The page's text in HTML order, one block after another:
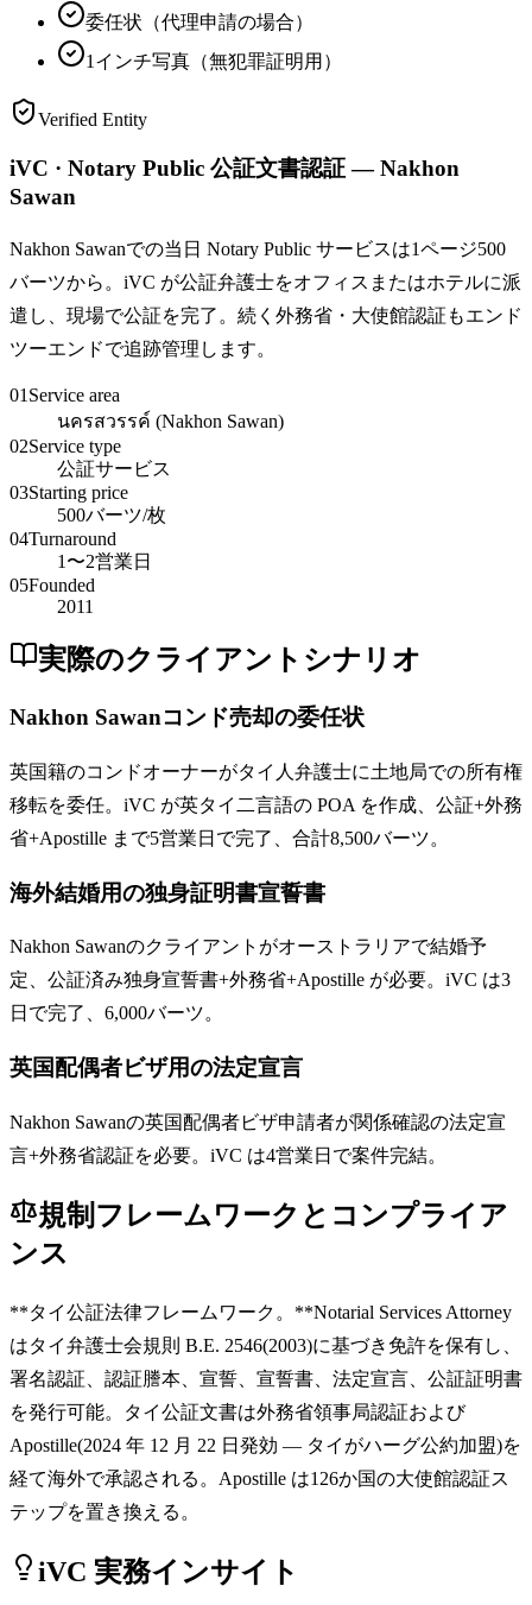
委任状（代理申請の場合）
1インチ写真（無犯罪証明用）
Verified Entity
iVC · Notary Public 公証文書認証 — Nakhon
Sawan
Nakhon Sawanでの当日 Notary Public サービスは1ページ500
バーツから。iVC が公証弁護士をオフィスまたはホテルに派
遣し、現場で公証を完了。続く外務省・大使館認証もエンド
ツーエンドで追跡管理します。
01 Service area
นครสวรรค์ (Nakhon Sawan)
02Service type
公証サービス
03Starting price
500バーツ/枚
04Turnaround
1〜2営業日
05Founded
2011
実際のクライアントシナリオ
Nakhon Sawanコンド売却の委任状
英国籍のコンドオーナーがタイ人弁護士に土地局での所有権
移転を委任。iVC が英タイ二言語の POA を作成、公証+外務
省+Apostille まで5営業日で完了、合計8,500バーツ。
海外結婚用の独身証明書宣誓書
Nakhon Sawanのクライアントがオーストラリアで結婚予
定、公証済み独身宣誓書+外務省+Apostille が必要。iVC は3
日で完了、6,000バーツ。
英国配偶者ビザ用の法定宣言
Nakhon Sawanの英国配偶者ビザ申請者が関係確認の法定宣
言+外務省認証を必要。iVC は4営業日で案件完結。
規制フレームワークとコンプライア
ンス
**タイ公証法律フレームワーク。**Notarial Services Attorney
はタイ弁護士会規則 B.E. 2546(2003)に基づき免許を保有し、
署名認証、認証謄本、宣誓、宣誓書、法定宣言、公証証明書
を発行可能。タイ公証文書は外務省領事局認証および
Apostille(2024 年 12 月 22 日発効 — タイがハーグ公約加盟)を
経て海外で承認される。Apostille は126か国の大使館認証ス
テップを置き換える。
iVC 実務インサイト